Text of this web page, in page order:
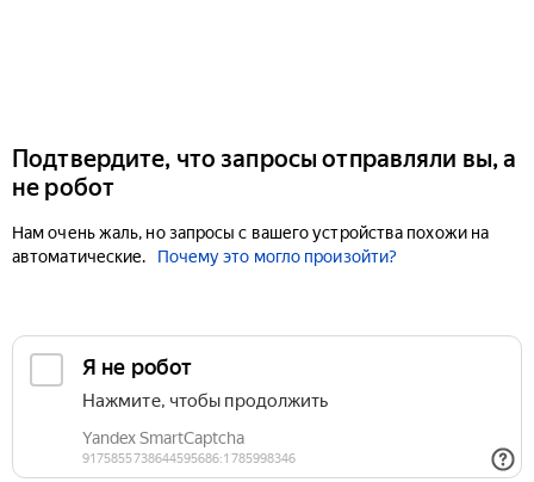
Подтвердите, что запросы отправляли вы, а
не робот
Нам очень жаль, но запросы с вашего устройства похожи на
автоматические.
Почему это могло произойти?